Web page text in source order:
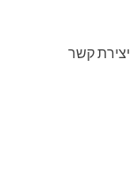
יצירת קשר